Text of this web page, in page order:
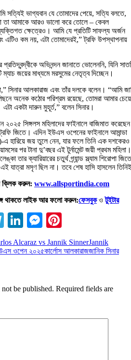
সত্যিই ভাগ্যবান যে তোমাদের পেয়ে, সত্যি বলতে,
তা আমাকে আরও ভালো করে তোলে – কেবল
ক্ষেত্রেও। আমি যে প্রতিটি সাফল্য অর্জন
এটিও কম নয়, এটা তোমাদেরই,” ট্রফি উপস্থাপনায়
অভিনন্দন জানাতে ভোলেননি, যিনি
ম্যাচ জয়ের মাধ্যমে মরসুমের নেতৃত্ব দিচ্ছেন।
সিনার আলকারাজ এবং তাঁর দলকে বলেন। “আমি
অনেক কঠোর পরিশ্রম রয়েছে, তোমরা আমার চেয়ে
একটা দারুন মুহূর্ত,” বলেন সিনার।
সিঙ্গলস মহিলাদের ফাইনালে বাজিমাত করেছেন
জিতে। এদিন ইউএস ওপেনের ফাইনালে আমান্ডা
হারিয়ে জয় তুলে নেন, যার ফলে তিনি এক দশকেরও
পর টানা দু’বছর এই টুর্নামেন্ট জয়ী প্রথম মহিলা।
তার ক্যারিয়ারের চতুর্থ গ্র্যান্ড স্ল্যাম শিরোপা জিতে
যাত্রা মসৃণ ছিল না। তবে শেষ হাসি হাসলেন
ক্লিক করুন: www.allsportindia.com
থাকতে লাইক আর ফলো করুন:ফেসবুকওটুইটার
Telegram
LinkedIn
Messenger
Alcaraz vs Jannik SinnerJannik
ওপেন ২০২৫কার্লোস আলকারাজজানিক সিনার
be published. Required fields are